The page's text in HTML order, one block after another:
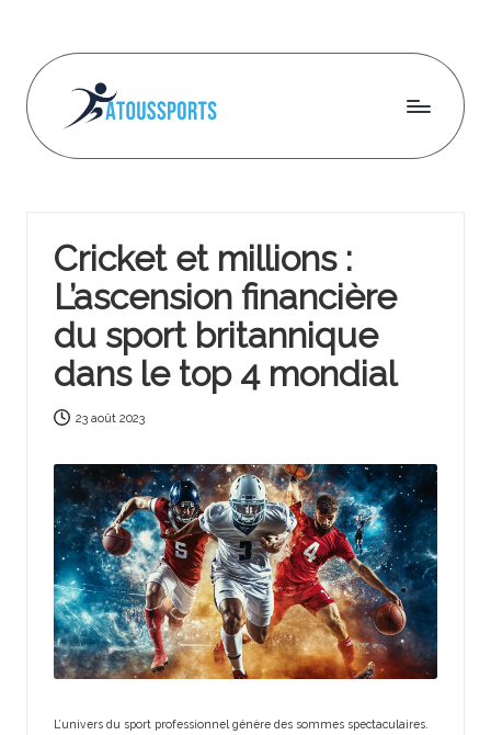
content
A
u
s
s
p
o
r
t
s
Cricket et millions :
L’ascension financière
du sport britannique
dans le top 4 mondial
23 août 2023
L’univers du sport professionnel génère des sommes spectaculaires.